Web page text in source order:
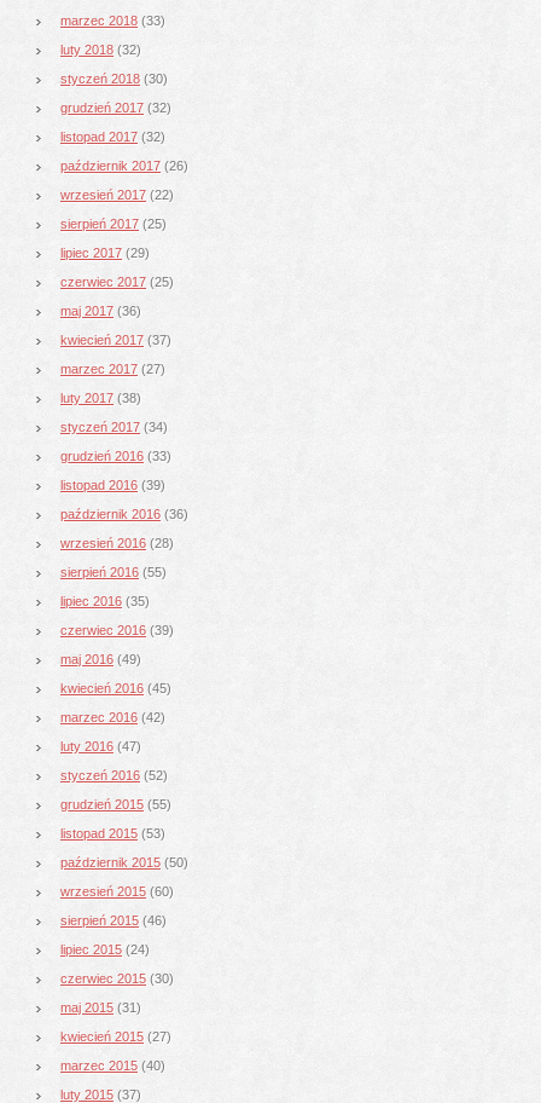
marzec 2018 (33)
luty 2018 (32)
styczeń 2018 (30)
grudzień 2017 (32)
listopad 2017 (32)
październik 2017 (26)
wrzesień 2017 (22)
sierpień 2017 (25)
lipiec 2017 (29)
czerwiec 2017 (25)
maj 2017 (36)
kwiecień 2017 (37)
marzec 2017 (27)
luty 2017 (38)
styczeń 2017 (34)
grudzień 2016 (33)
listopad 2016 (39)
październik 2016 (36)
wrzesień 2016 (28)
sierpień 2016 (55)
lipiec 2016 (35)
czerwiec 2016 (39)
maj 2016 (49)
kwiecień 2016 (45)
marzec 2016 (42)
luty 2016 (47)
styczeń 2016 (52)
grudzień 2015 (55)
listopad 2015 (53)
październik 2015 (50)
wrzesień 2015 (60)
sierpień 2015 (46)
lipiec 2015 (24)
czerwiec 2015 (30)
maj 2015 (31)
kwiecień 2015 (27)
marzec 2015 (40)
luty 2015 (37)